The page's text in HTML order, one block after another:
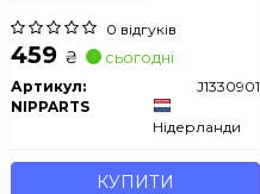
0 відгуків
459 ₴ сьогодні
Артикул:
J1330901
NIPPARTS
Нідерланди
КУПИТИ